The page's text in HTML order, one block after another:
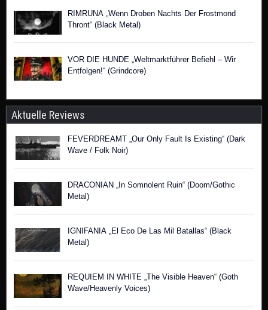
RIMRUNA „Wenn Droben Nachts Der Frostmond
Thront“ (Black Metal)
VOR DIE HUNDE „Weltmarktführer Befiehl – Wir
Entfolgen!“ (Grindcore)
Aktuelle Reviews
FEVERDREAMT „Our Only Fault Is Existing“ (Dark
Wave / Folk Noir)
DRACONIAN „In Somnolent Ruin“ (Doom/Gothic
Metal)
IGNIFANIA „El Eco De Las Mil Batallas“ (Black
Metal)
REQUIEM IN WHITE „The Visible Heaven“ (Goth
Wave/Heavenly Voices)